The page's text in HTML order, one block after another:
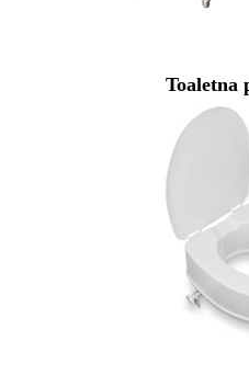
Toaletna